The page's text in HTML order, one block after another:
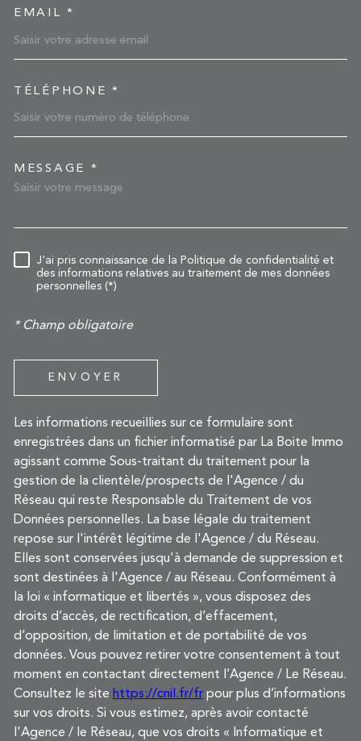
EMAIL *
TÉLÉPHONE *
MESSAGE *
RÈGLEMENTATION
J'ai pris connaissance de la Politique de confidentialité et
des informations relatives au traitement de mes données
personnelles (*)
* Champ obligatoire
ENVOYER
Les informations recueillies sur ce formulaire sont
enregistrées dans un fichier informatisé par La Boite Immo
agissant comme Sous-traitant du traitement pour la
gestion de la clientèle/prospects de l'Agence / du
Réseau qui reste Responsable du Traitement de vos
Données personnelles. La base légale du traitement
repose sur l'intérêt légitime de l'Agence / du Réseau.
Elles sont conservées jusqu'à demande de suppression et
sont destinées à l'Agence / au Réseau. Conformément à
la loi « informatique et libertés », vous disposez des
droits d’accès, de rectification, d’effacement,
d’opposition, de limitation et de portabilité de vos
données. Vous pouvez retirer votre consentement à tout
moment en contactant directement l’Agence / Le Réseau.
Consultez le site https://cnil.fr/fr pour plus d’informations
sur vos droits. Si vous estimez, après avoir contacté
l'Agence / le Réseau, que vos droits « Informatique et